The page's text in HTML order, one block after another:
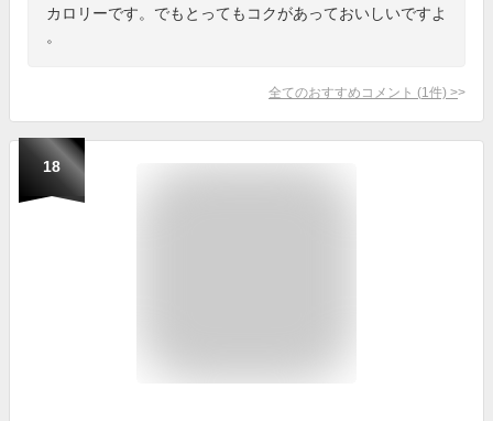
カロリーです。でもとってもコクがあっておいしいですよ
。
全てのおすすめコメント (1 件) >
18